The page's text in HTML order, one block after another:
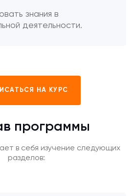
знания в
деятельности.
НА КУРС
программы
в себя изучение следующих
разделов: